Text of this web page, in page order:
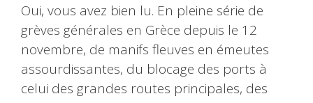
Oui, vous avez bien lu. En pleine série de
grèves générales en Grèce depuis le 12
novembre, de manifs fleuves en émeutes
assourdissantes, du blocage des ports à
celui des grandes routes principales, des